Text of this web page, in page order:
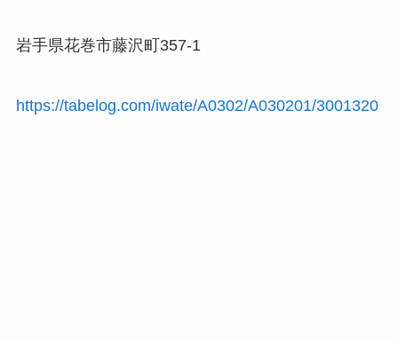
岩手県花巻市藤沢町357-1
https://tabelog.com/iwate/A0302/A030201/3001320